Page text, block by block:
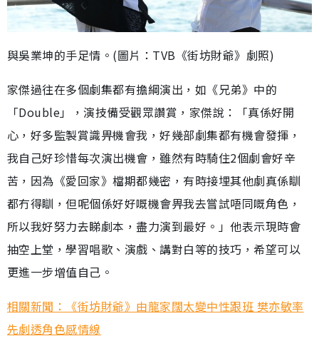
與吳業坤的手足情。(圖片：TVB《街坊財爺》劇照)
家傑過往在多個劇集都有擔綱演出，如《兄弟》中的
「Double」，演技備受觀眾讚賞，家傑說：「真係好開
心，好多監製賞識畀機會我，好幾部劇集都有機會發揮，
我自己好珍惜每次演出機會，雖然有時騎住2個劇會好辛
苦，因為《愛回家》檔期都幾密，有時接埋其他劇真係瞓
都冇得瞓，但呢個係好好嘅機會畀我去嘗試唔同嘅角色，
所以我好努力去睇劇本，盡力演到最好。」他表示現時會
抽空上堂，學習唱歌、演戲、講對白等的技巧，希望可以
更進一步增值自己。
相關新聞：《街坊財爺》由龍家闊太變中性跟班 樊亦敏率
先劇透角色感情線